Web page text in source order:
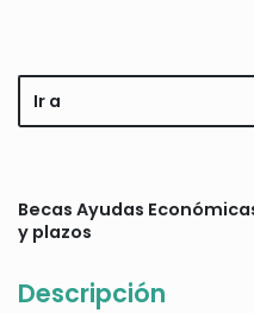
Ir a
Becas Ayudas
y plazos
Descripción